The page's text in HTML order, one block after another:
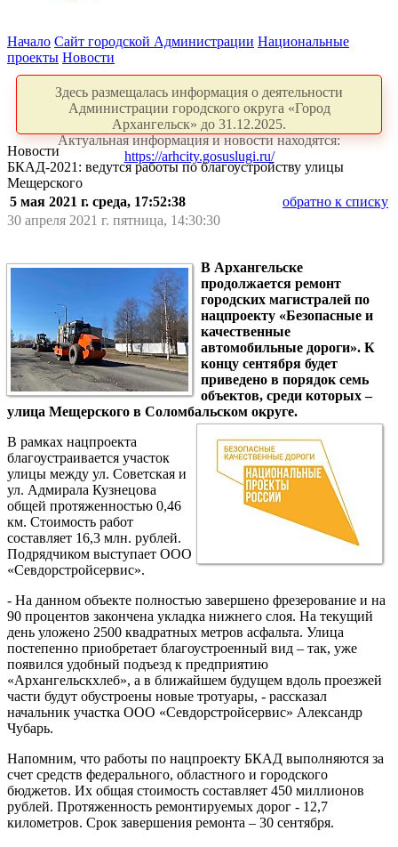
Начало Сайт городской Администрации Национальные
проекты Новости
Здесь размещалась информация о деятельности
Администрации городского округа «Город
Архангельск» до 31.12.2025.
Актуальная информация и новости находятся:
https://arhcity.gosuslugi.ru/
Новости
БКАД-2021: ведутся работы по благоустройству улицы
Мещерского
5 мая 2021 г. среда, 17:52:38
обратно к списку
30 апреля 2021 г. пятница, 14:30:30
В Архангельске
продолжается ремонт
городских магистралей по
нацпроекту «Безопасные и
качественные
автомобильные дороги». К
концу сентября будет
приведено в порядок семь
объектов, среди которых –
улица Мещерского в Соломбальском округе.
В рамках нацпроекта
благоустраивается участок
улицы между ул. Советская и
ул. Адмирала Кузнецова
общей протяженностью 0,46
км. Стоимость работ
составляет 16,3 млн. рублей.
Подрядчиком выступает ООО
«Севдорстройсервис».
- На данном объекте полностью завершено фрезерование и на
90 процентов закончена укладка нижнего слоя. На текущий
день уложено 2500 квадратных метров асфальта. Улица
постепенно приобретает благоустроенный вид – так, уже
появился удобный подъезд к предприятию
«Архангельскхлеб», а в ближайшем будущем вдоль проезжей
части будут обустроены новые тротуары, - рассказал
начальник участка ООО «Севдорстройсервис» Александр
Чубарь.
Напомним, что работы по нацпроекту БКАД выполняются за
счет средств федерального, областного и городского
бюджетов. Их общая стоимость составляет 450 миллионов
рублей. Протяженность ремонтируемых дорог - 12,7
километров. Срок завершения ремонта – 30 сентября.